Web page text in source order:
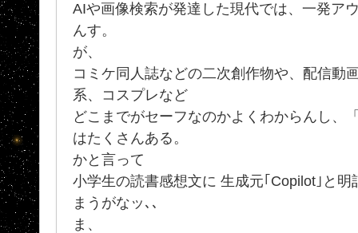
AIや画像検索が発達した現代では、一発ア
んす。
が、
コミケ同人誌などの二次創作物や、配信動
系、コスプレなど
どこまでがセーフなのかよくわからんし、
はたくさんある。
かと言って
小学生の読書感想文に 生成元｢Copilot｣と
まうがなッ､､
ま、